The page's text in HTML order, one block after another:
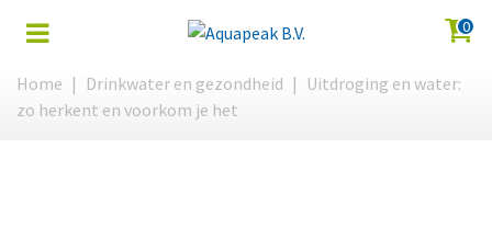
0
Home | Drinkwater en gezondheid | Uitdroging en water:
zo herkent en voorkom je het